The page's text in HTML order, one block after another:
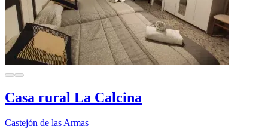
Casa rural La Calcina
Castejón de las Armas